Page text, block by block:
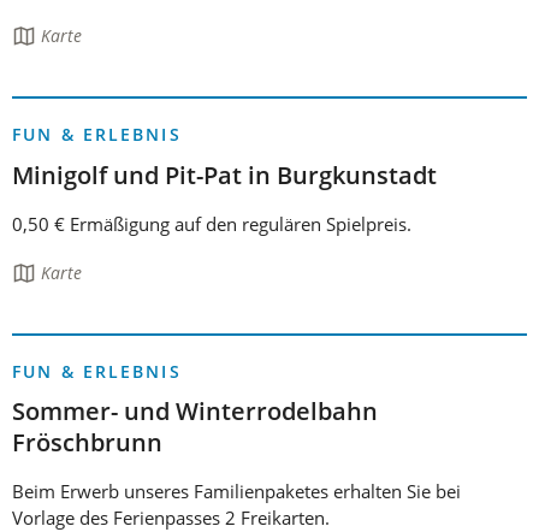
Die Karte
FUN & ERLEBNIS
Minigolf und Pit-Pat in Burgkunstadt
0,50 € Ermäßigung auf den regulären Spielpreis.
Die Karte
FUN & ERLEBNIS
Sommer- und Winterrodelbahn
Fröschbrunn
Beim Erwerb unseres Familienpaketes erhalten Sie bei
Vorlage des Ferienpasses 2 Freikarten.